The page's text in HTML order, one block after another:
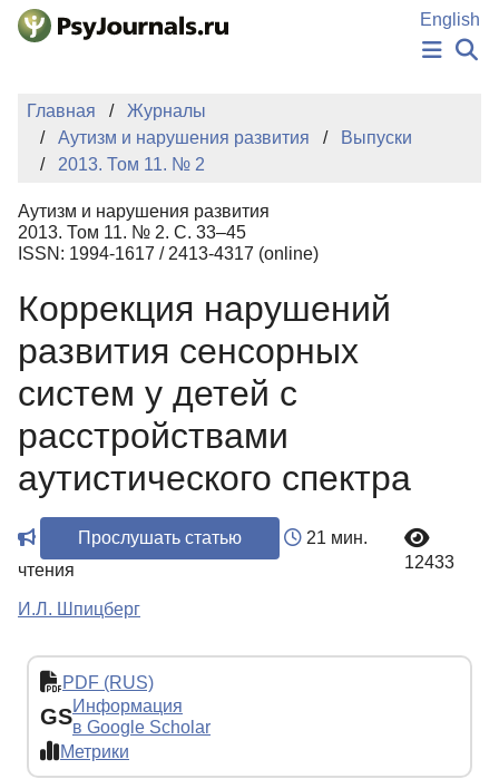
Перейти к основному содержанию
English
НОВОСТИ
АВТОРЫ
КЛЮЧЕВЫЕ СЛОВА
Регистрация
Главная
Журналы
Аутизм и нарушения развития
Выпуски
2013. Том 11. № 2
Аутизм и нарушения развития
2013. Том 11. № 2. С. 33–45
ISSN: 1994-1617 / 2413-4317 (online)
Коррекция нарушений
развития сенсорных
систем у детей с
расстройствами
аутистического спектра
Прослушать статью
21 мин.
чтения
12433
И.Л. Шпицберг
PDF (RUS)
GSИнформация
в Google Scholar
Метрики